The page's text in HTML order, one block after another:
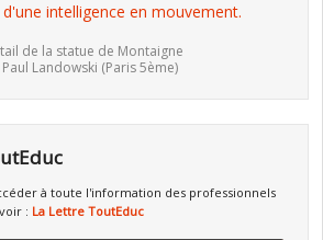
intelligence en mouvement.
de la statue de Montaigne
Landowski (Paris 5ème)
à toute l'information des professionnels
: La Lettre ToutEduc